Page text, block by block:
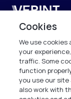
Verint
Verint Systems
Ziegelteich 29
24103 Kiel
Cookies
We use
your
traffic. Some
function
you use our
also work with